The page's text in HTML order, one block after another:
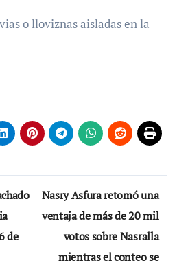
o lloviznas aisladas en la
de
Nasry Asfura retomó una
ventaja de más de 20 mil
votos sobre Nasralla
mientras el conteo se